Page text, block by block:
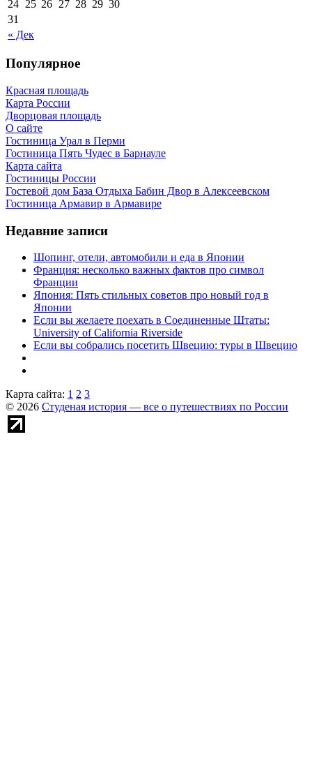
« Дек
24 25 26 27 28 29 30
31
Популярное
Красная площадь
Карта России
Дворцовая площадь
О сайте
Гостиница Урал в Перми
Гостиница Пять Чудес в Барнауле
Карта сайта
Гостиницы России
Гостевой дом База Отдыха Бабин Двор в Алексеевском
Гостиница Армавир в Армавире
Недавние записи
Шопинг, отели, автомобили и еда в Японии
Франция: несколько важных фактов про символ
Франции
Япония: Пять стильных советов про новый год в
Японии
Если вы желаете поехать в Соединенные Штаты:
University of California Riverside
Если вы собрались посетить Швецию: туры в Швецию
Карта сайта: 1 2 3
© 2026 Студеная история — все о путешествиях по России